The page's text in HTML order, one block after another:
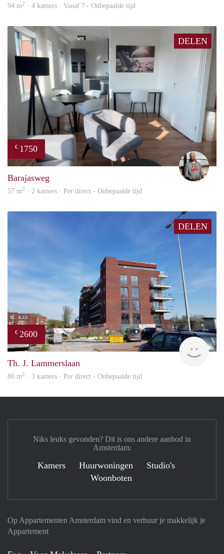
94 m2 · 4 kamers · Vanaf ? - Onbepaalde tijd
DELEN
€ 1750
Barajasweg
57 m2 · 2 kamers · Per direct - Onbepaalde tijd
DELEN
€ 2600
Th. J. Lammerslaan
80 m2 · 3 kamers · Per direct - Onbepaalde tijd
Op Appartementen Amsterdam vind en verhuur je makkelijk je
Appartement
Niks leuks gevonden? Dit is ons andere aanbod in
Amsterdam:
Kamers Huurwoningen
Studio's
Woonboten